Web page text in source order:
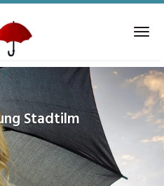
Stadtilm